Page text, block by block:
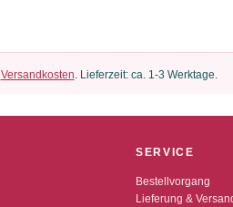
Versandkosten. Lieferzeit: ca. 1-3 Werktage.
SERVICE
Bestellvorgang
Lieferung &